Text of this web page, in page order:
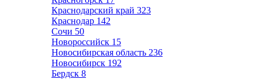
Краснодарский край 323
Краснодар 142
Сочи 50
Новороссийск 15
Новосибирская область 236
Новосибирск 192
Бердск 8